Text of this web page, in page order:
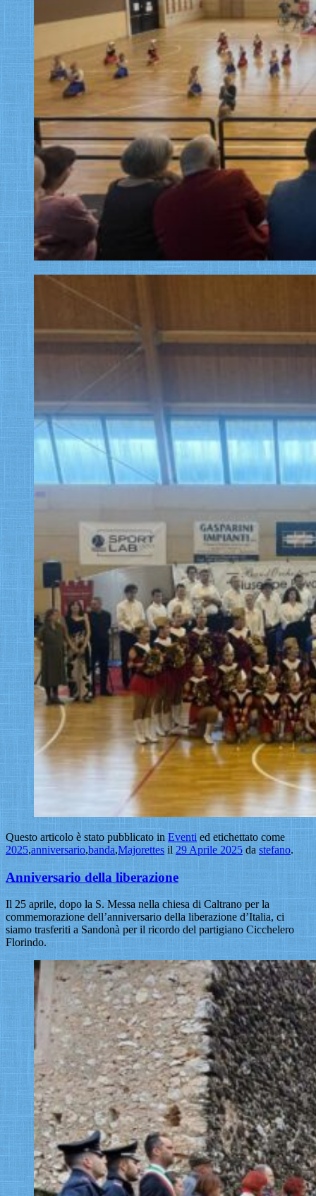
Questo articolo è stato pubblicato in Eventi ed etichettato come
2025,anniversario,banda,Majorettes il 29 Aprile 2025 dastefano.
Anniversario della liberazione
Il 25 aprile, dopo la S. Messa nella chiesa di Caltrano per la
commemorazione dell’anniversario della liberazione d’Italia, ci
siamo trasferiti a Sandonà per il ricordo del partigiano Cicchelero
Florindo.